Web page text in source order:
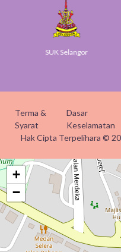
SUK Selangor
Terma &
Syarat
Dasar
Keselamatan
Hak Cipta Terpelihara ©
+
−